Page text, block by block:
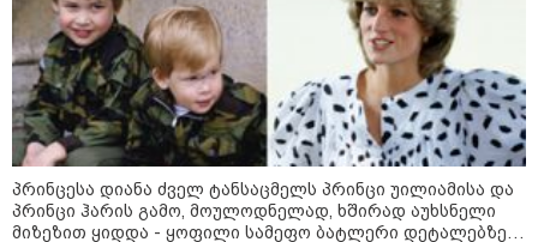
"გონებაში ვალაგებდი, ეს ამბავი
პირველად ვისთვის მეთქვა, ვის
უნდა ჩავექოლე“
"ძალიან მძიმეა ჩემთვის ის, რაც
პრინცესა დიანა ძველ ტანსაცმელს პრინცი უილიამისა და
პრინცი ჰარის გამო, მოულოდნელად, ხშირად აუხსნელი
მიზეზით ყიდდა - ყოფილი სამეფო ბატლერი დეტალებზე